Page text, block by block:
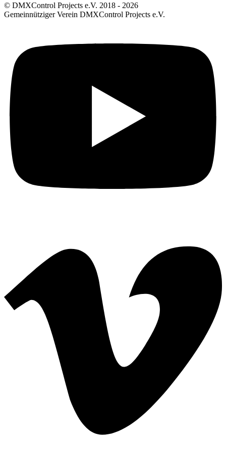
© DMXControl Projects e.V. 2018 - 2026
Gemeinnütziger Verein DMXControl Projects e.V.